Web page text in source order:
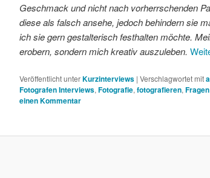
Geschmack und nicht nach vorherrschenden
diese als falsch ansehe, jedoch behindern sie
ich sie gern gestalterisch festhalten möchte.
erobern, sondern mich kreativ auszuleben.
Veröffentlicht unterKurzinterviews | Verschlagwortet mit
Fotografen Interviews, Fotografie, fotografieren,
einen Kommentar